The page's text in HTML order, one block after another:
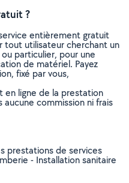
?
entièrement gratuit
tout utilisateur cherchant un
particulier, pour une
de matériel. Payez
fixé par vous,
en ligne de la prestation
commission ni frais
prestations de services
- Installation sanitaire